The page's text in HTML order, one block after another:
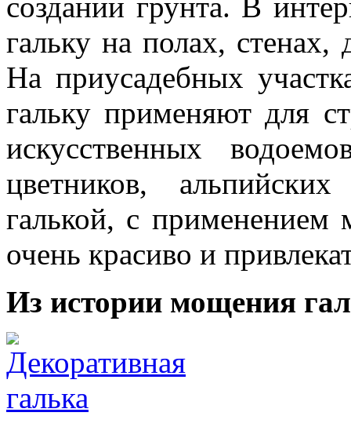
гальку на полах, стенах,
На приусадебных
гальку применяют для
искусственных
цветников,
галькой, с применением
очень красиво и
Из истории мощения